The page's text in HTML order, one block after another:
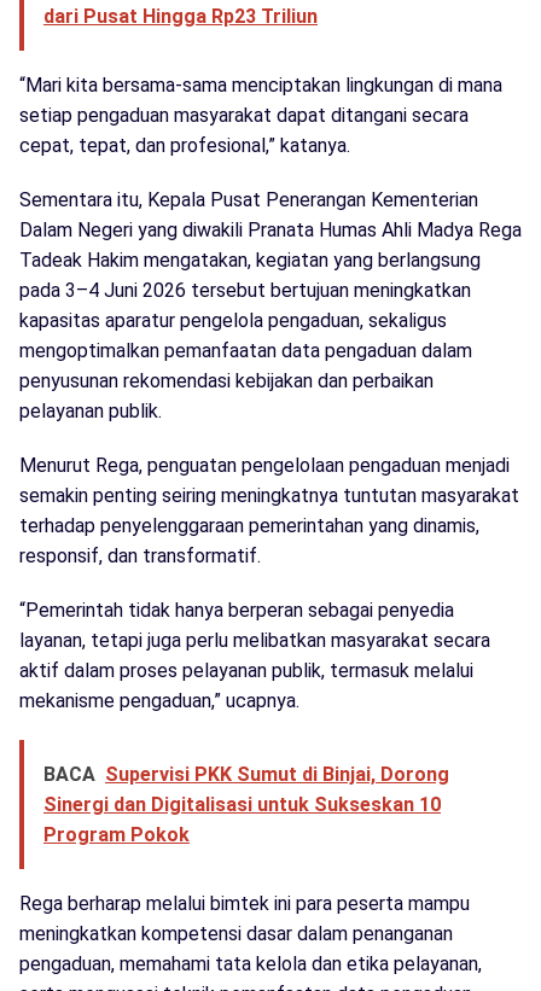
dari Pusat Hingga Rp23 Triliun
“Mari kita bersama-sama menciptakan lingkungan di mana
setiap pengaduan masyarakat dapat ditangani secara
cepat, tepat, dan profesional,” katanya.
Sementara itu, Kepala Pusat Penerangan Kementerian
Dalam Negeri yang diwakili Pranata Humas Ahli Madya Rega
Tadeak Hakim mengatakan, kegiatan yang berlangsung
pada 3–4 Juni 2026 tersebut bertujuan meningkatkan
kapasitas aparatur pengelola pengaduan, sekaligus
mengoptimalkan pemanfaatan data pengaduan dalam
penyusunan rekomendasi kebijakan dan perbaikan
pelayanan publik.
Menurut Rega, penguatan pengelolaan pengaduan menjadi
semakin penting seiring meningkatnya tuntutan masyarakat
terhadap penyelenggaraan pemerintahan yang dinamis,
responsif, dan transformatif.
“Pemerintah tidak hanya berperan sebagai penyedia
layanan, tetapi juga perlu melibatkan masyarakat secara
aktif dalam proses pelayanan publik, termasuk melalui
mekanisme pengaduan,” ucapnya.
BACA Supervisi PKK Sumut di Binjai, Dorong
Sinergi dan Digitalisasi untuk Sukseskan 10
Program Pokok
Rega berharap melalui bimtek ini para peserta mampu
meningkatkan kompetensi dasar dalam penanganan
pengaduan, memahami tata kelola dan etika pelayanan,